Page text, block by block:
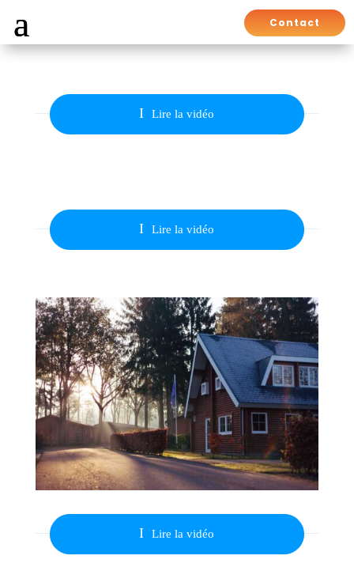
Contact
I Lire la vidéo
I Lire la vidéo
I Lire la vidéo